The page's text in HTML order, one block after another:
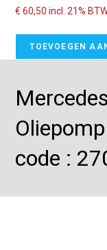
€ 60,50 incl. 21%
TOEVOEGEN
code :